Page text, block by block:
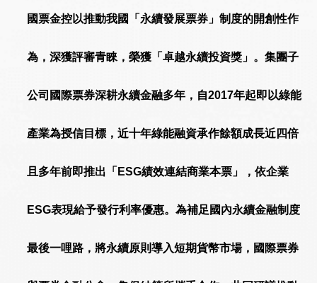
國票金控以推動我國「永續發展票券」制度的開創性作
為，深獲評審青睞，榮獲「卓越永續投資獎」。集團子
公司國際票券深耕永續金融多年，自2017年起即以綠能
產業為授信目標，近十年綠能融資承作餘額成長近四倍
且多年前即推出「ESG績效連結商業本票」，依企業
ESG表現給予發行利率優惠。為補足國內永續金融制度
最後一哩路，將永續原則導入短期貨幣市場，國際票券